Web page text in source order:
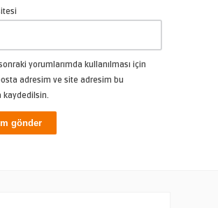
yorumlarımda kullanılması için
adresim ve site adresim bu
kaydedilsin.